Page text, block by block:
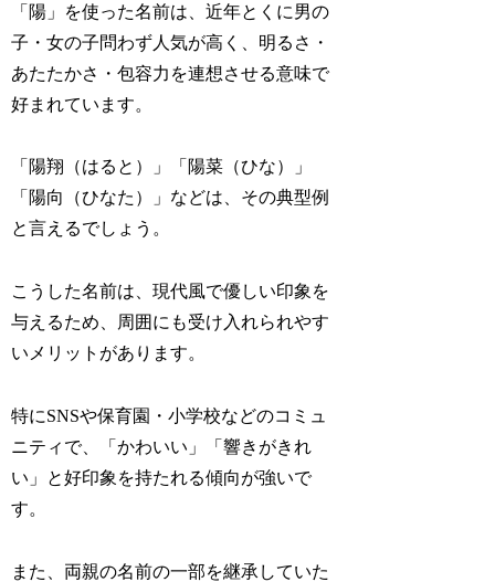
「陽」を使った名前は、近年とくに男の
子・女の子問わず人気が高く、明るさ・
あたたかさ・包容力を連想させる意味で
好まれています。
「陽翔（はると）」「陽菜（ひな）」
「陽向（ひなた）」などは、その典型例
と言えるでしょう。
こうした名前は、現代風で優しい印象を
与えるため、周囲にも受け入れられやす
いメリットがあります。
特にSNSや保育園・小学校などのコミュ
ニティで、「かわいい」「響きがきれ
い」と好印象を持たれる傾向が強いで
す。
また、両親の名前の一部を継承していた